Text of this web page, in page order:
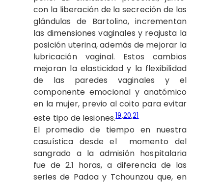
con la liberación de la secreción de las
glándulas de Bartolino, incrementan
las dimensiones vaginales y reajusta la
posición uterina, además de mejorar la
lubricación vaginal. Estos cambios
mejoran la elasticidad y la flexibilidad
de las paredes vaginales y el
componente emocional y anatómico
en la mujer, previo al coito para evitar
este tipo de lesiones.19,20,21
El promedio de tiempo en nuestra
casuística desde el momento del
sangrado a la admisión hospitalaria
fue de 2.1 horas, a diferencia de las
series de Padoa y Tchounzou que, en